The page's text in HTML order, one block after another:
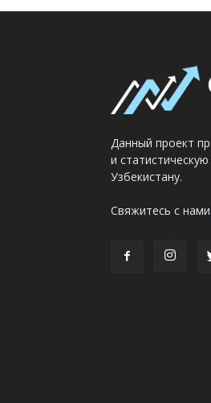
Данный проект
и
Узбекистану.
Свяжитесь с нами: